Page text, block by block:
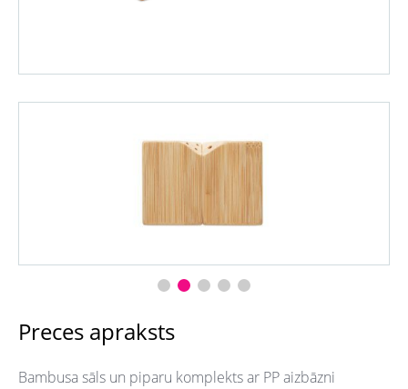
Preces apraksts
Bambusa sāls un piparu komplekts ar PP aizbāzni